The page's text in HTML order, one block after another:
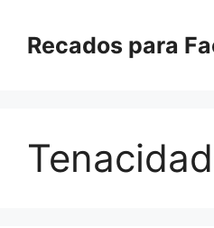
paraRecados para